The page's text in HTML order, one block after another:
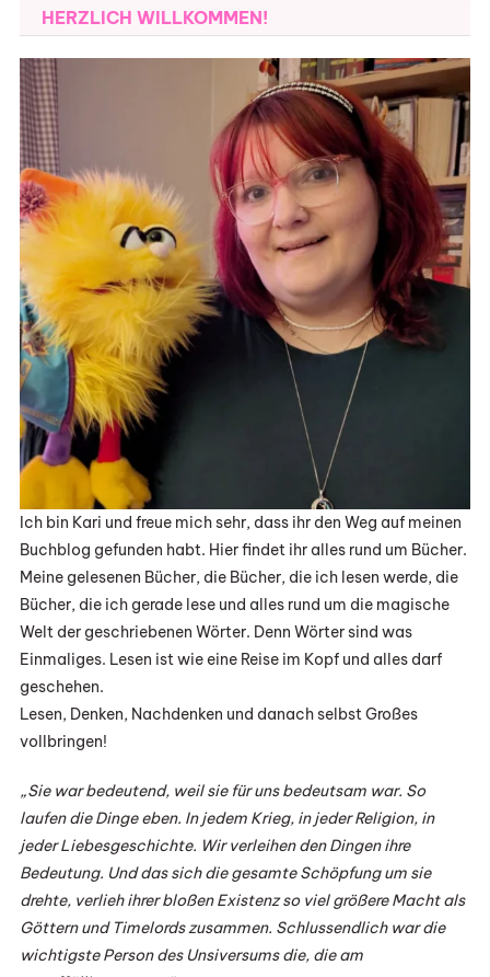
HERZLICH WILLKOMMEN!
Ich bin Kari und freue mich sehr, dass ihr den Weg auf meinen
Buchblog gefunden habt. Hier findet ihr alles rund um Bücher.
Meine gelesenen Bücher, die Bücher, die ich lesen werde, die
Bücher, die ich gerade lese und alles rund um die magische
Welt der geschriebenen Wörter. Denn Wörter sind was
Einmaliges. Lesen ist wie eine Reise im Kopf und alles darf
geschehen.
Lesen, Denken, Nachdenken und danach selbst Großes
vollbringen!
„Sie war bedeutend, weil sie für uns bedeutsam war. So
laufen die Dinge eben. In jedem Krieg, in jeder Religion, in
jeder Liebesgeschichte. Wir verleihen den Dingen ihre
Bedeutung. Und das sich die gesamte Schöpfung um sie
drehte, verlieh ihrer bloßen Existenz so viel größere Macht als
Göttern und Timelords zusammen. Schlussendlich war die
wichtigste Person des Unsiversums die, die am